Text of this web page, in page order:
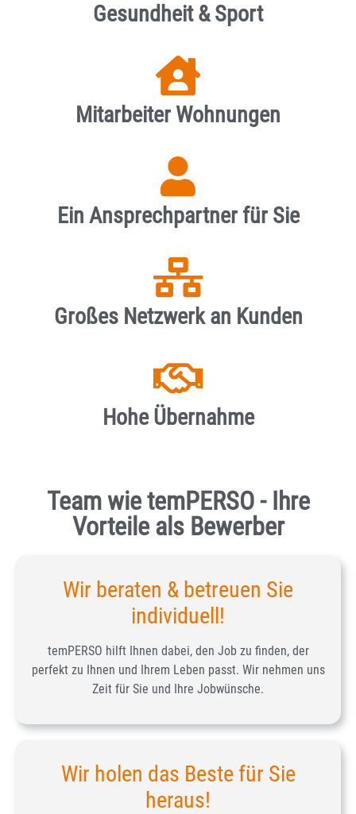
Gesundheit & Sport
Mitarbeiter Wohnungen
Ein Ansprech­partner für Sie
Großes Netzwerk an Kunden
Hohe Übernahme
Team wie temPERSO - Ihre
Vorteile als Bewerber
Wir beraten & betreuen Sie
individuell!
temPERSO hilft Ihnen dabei, den Job zu finden, der
perfekt zu Ihnen und Ihrem Leben passt. Wir nehmen uns
Zeit für Sie und Ihre Jobwünsche.
Wir holen das Beste für Sie
heraus!